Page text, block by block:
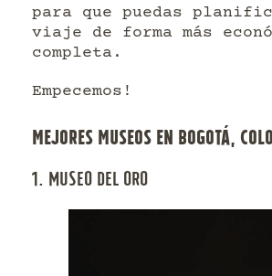
para que puedas
viaje de forma más
completa.
Empecemos!
MEJORES MUSEOS EN BOGOTÁ,
1. MUSEO DEL ORO